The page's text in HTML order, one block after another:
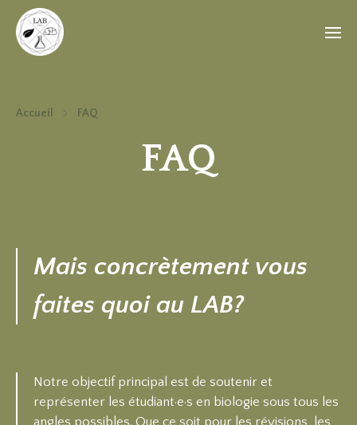
Accueil FAQ
FAQ
Mais concrètement vous
faites quoi au LAB?
Notre objectif principal est de soutenir et
représenter les étudiant·e·s en biologie sous tous les
angles possibles. Que ce soit pour les révisions, les